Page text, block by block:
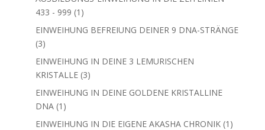
433 - 999 1 1
Produkt
EINWEIHUNG BEFREIUNG DEINER 9 DNA-STRÄNGE
33
Produkte
EINWEIHUNG IN DEINE 3 LEMURISCHEN
KRISTALLE 33
Produkte
EINWEIHUNG IN DEINE GOLDENE KRISTALLINE
DNA 1 1
Produkt
EINWEIHUNG IN DIE EIGENE AKASHA CHRONIK 1 1